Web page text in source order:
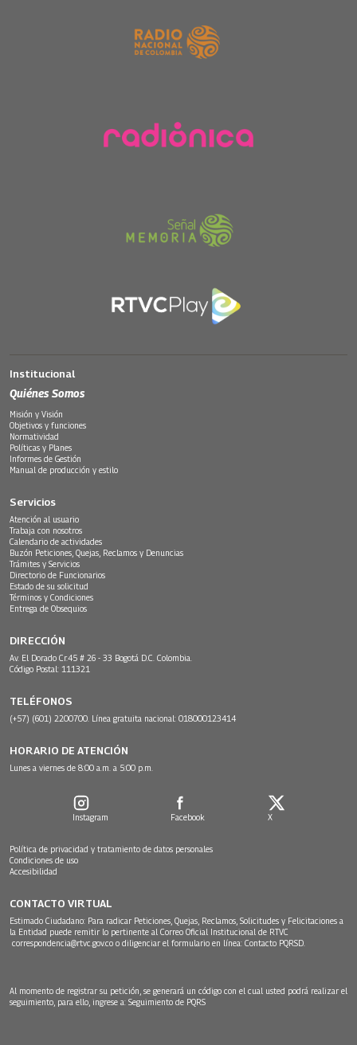
Institucional
Quiénes Somos
Misión y Visión
Objetivos y funciones
Normatividad
Políticas y Planes
Informes de Gestión
Manual de producción y estilo
Servicios
Atención al usuario
Trabaja con nosotros
Calendario de actividades
Buzón Peticiones, Quejas, Reclamos y Denuncias
Trámites y Servicios
Directorio de Funcionarios
Estado de su solicitud
Términos y Condiciones
Entrega de Obsequios
DIRECCIÓN
Av. El Dorado Cr.45 # 26 - 33 Bogotá D.C. Colombia.
Código Postal: 111321
TELÉFONOS
(+57) (601) 2200700. Línea gratuita nacional: 018000123414
HORARIO DE ATENCIÓN
Lunes a viernes de 8:00 a.m. a 5:00 p.m.
Instagram Facebook X
Política de privacidad y tratamiento de datos personales
Condiciones de uso
Accesibilidad
CONTACTO VIRTUAL
Estimado Ciudadano: Para radicar Peticiones, Quejas, Reclamos, Solicitudes y Felicitaciones a
la Entidad puede remitir lo pertinente al Correo Oficial Institucional de RTVC
correspondencia@rtvc.gov.co o diligenciar el formulario en línea: Contacto PQRSD.
Al momento de registrar su petición, se generará un código con el cual usted podrá realizar el
seguimiento, para ello, ingrese a: Seguimiento de PQRS